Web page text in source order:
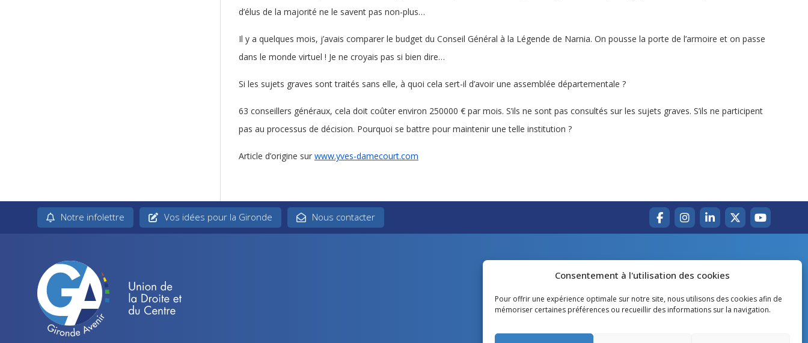
Consentement à l'utilisation des cookies
Pour offrir une expérience optimale sur notre site, nous utilisons des cookies afin de
mémoriser certaines préférences ou recueillir des informations sur la navigation.
d’élus de la majorité ne le savent pas non-plus…
Il y a quelques mois, j’avais comparer le budget du Conseil Général à la Légende de Narnia. On pousse la porte de l’armoire et on passe
dans le monde virtuel ! Je ne croyais pas si bien dire…
Si les sujets graves sont traités sans elle, à quoi cela sert-il d’avoir une assemblée départementale ?
63 conseillers généraux, cela doit coûter environ 250000 € par mois. S’ils ne sont pas consultés sur les sujets graves. S’ils ne participent
pas au processus de décision. Pourquoi se battre pour maintenir une telle institution ?
Article d’origine sur www.yves-damecourt.com
Notre infolettre Vos idées pour la Gironde Nous contacter
Accueil
Votre canton
Agir pour la Gironde
Qui sommes-nous ?